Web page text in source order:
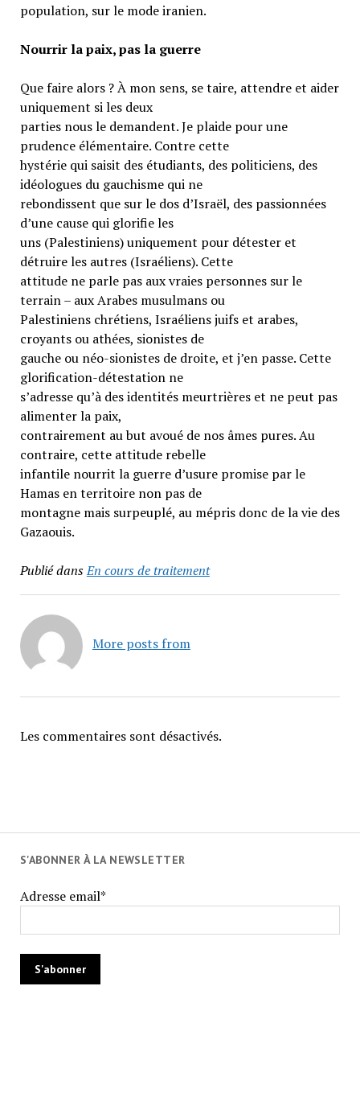
population, sur le mode iranien.
Nourrir la paix, pas la guerre
Que faire alors ? À mon sens, se taire, attendre et aider
uniquement si les deux
parties nous le demandent. Je plaide pour une
prudence élémentaire. Contre cette
hystérie qui saisit des étudiants, des politiciens, des
idéologues du gauchisme qui ne
rebondissent que sur le dos d’Israël, des passionnées
d’une cause qui glorifie les
uns (Palestiniens) uniquement pour détester et
détruire les autres (Israéliens). Cette
attitude ne parle pas aux vraies personnes sur le
terrain – aux Arabes musulmans ou
Palestiniens chrétiens, Israéliens juifs et arabes,
croyants ou athées, sionistes de
gauche ou néo-sionistes de droite, et j’en passe. Cette
glorification-détestation ne
s’adresse qu’à des identités meurtrières et ne peut pas
alimenter la paix,
contrairement au but avoué de nos âmes pures. Au
contraire, cette attitude rebelle
infantile nourrit la guerre d’usure promise par le
Hamas en territoire non pas de
montagne mais surpeuplé, au mépris donc de la vie des
Gazaouis.
Publié dansEn cours de traitement
More posts from
Les commentaires sont désactivés.
S'ABONNER À LA NEWSLETTER
Adresse email*